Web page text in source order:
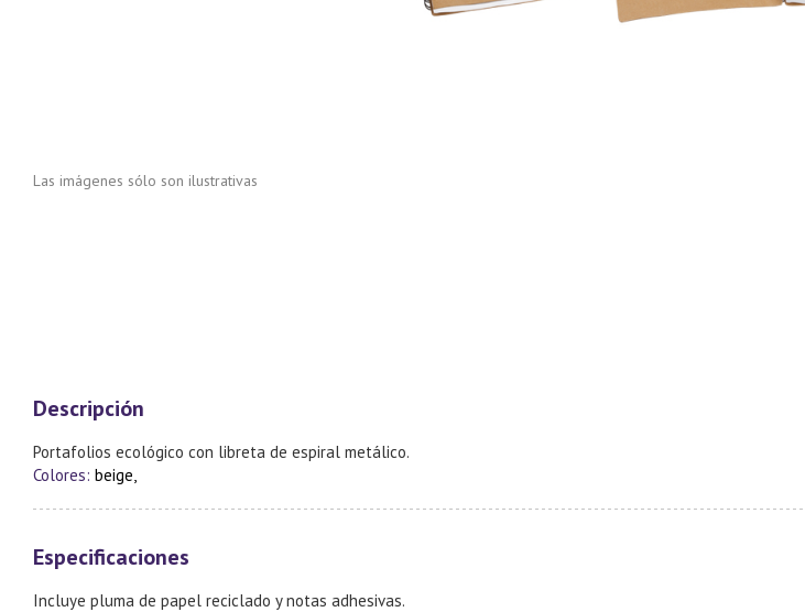
Las imágenes sólo son ilustrativas
Descripción
Portafolios ecológico con libreta de espiral metálico.
Colores: beige,
Especificaciones
Incluye pluma de papel reciclado y notas adhesivas.